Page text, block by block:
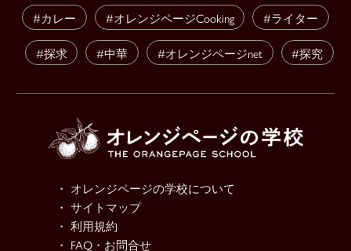
#カレー #オレンジページCooking #ライター
#探求 #中華 #オレンジページnet #探究
・ オレンジページの学校について
・ サイトマップ
・ 利用規約
・ FAQ・お問合せ